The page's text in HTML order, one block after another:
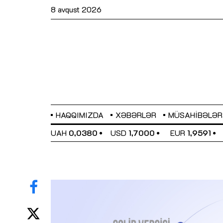
8 avqust 2026
HAQQIMIZDA XƏBƏRLƏR
MÜSAHIBƏLƏR
UAH 0,0380 USD 1,7000 EUR 1,9591